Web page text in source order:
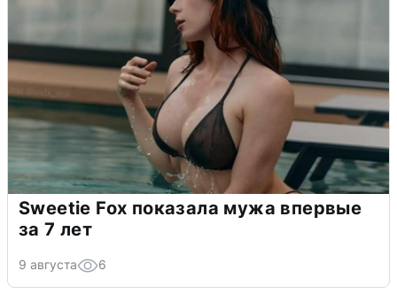
Sweetie Fox показала мужа впервые
за 7 лет
9 августа 6